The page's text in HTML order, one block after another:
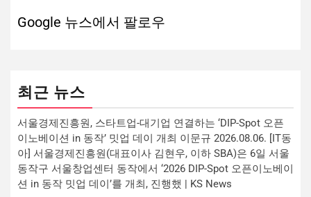
Google 뉴스에서 팔로우
최근 뉴스
서울경제진흥원, 스타트업-대기업 연결하는 ‘DIP-Spot 오픈
이노베이션 in 동작’ 밋업 데이 개최 이문규 2026.08.06. [IT동
아] 서울경제진흥원(대표이사 김현우, 이하 SBA)은 6일 서울
동작구 서울창업센터 동작에서 ‘2026 DIP-Spot 오픈이노베이
션 in 동작 밋업 데이’를 개최, 진행했 | KS News